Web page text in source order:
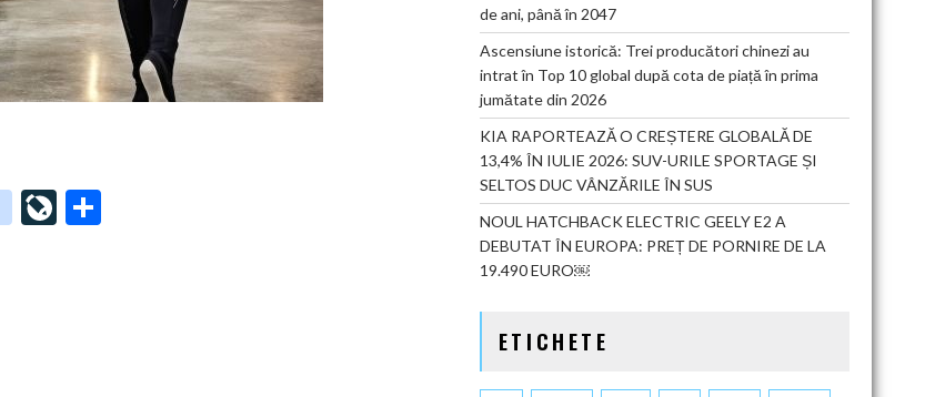
g
Li
de ani, până în 2047
Ascensiune istorică: Trei producători chinezi au
intrat în Top 10 global după cota de piață în prima
jumătate din 2026
KIA RAPORTEAZĂ O CREȘTERE GLOBALĂ DE
13,4% ÎN IULIE 2026: SUV-URILE SPORTAGE ȘI
SELTOS DUC VÂNZĂRILE ÎN SUS
NOUL HATCHBACK ELECTRIC GEELY E2 A
DEBUTAT ÎN EUROPA: PREȚ DE PORNIRE DE LA
19.490 EURO￼
ETICHETE